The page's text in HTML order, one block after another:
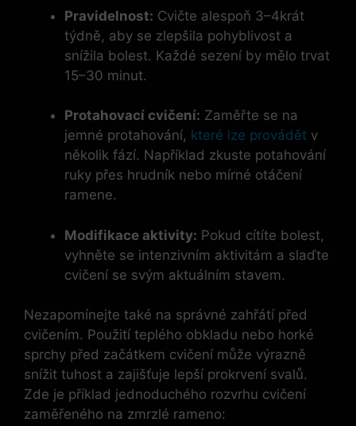
Pravidelnost: Cvičte alespoň 3–4krát
týdně, aby se zlepšila pohyblivost a
snížila bolest. Každé sezení by mělo trvat
15–30 minut.
Protahovací cvičení: Zaměřte se na
jemné protahování, které lze provádět v
několik fází. Například zkuste potahování
ruky přes hrudník nebo mírné otáčení
ramene.
Modifikace aktivity: Pokud cítíte bolest,
vyhněte se intenzivním aktivitám a slaďte
cvičení se svým aktuálním stavem.
Nezapomínejte také na správné zahřátí před
cvičením. Použití teplého obkladu nebo horké
sprchy před začátkem cvičení může výrazně
snížit tuhost a zajišťuje lepší prokrvení svalů.
Zde je příklad jednoduchého rozvrhu cvičení
zaměřeného na zmrzlé rameno: